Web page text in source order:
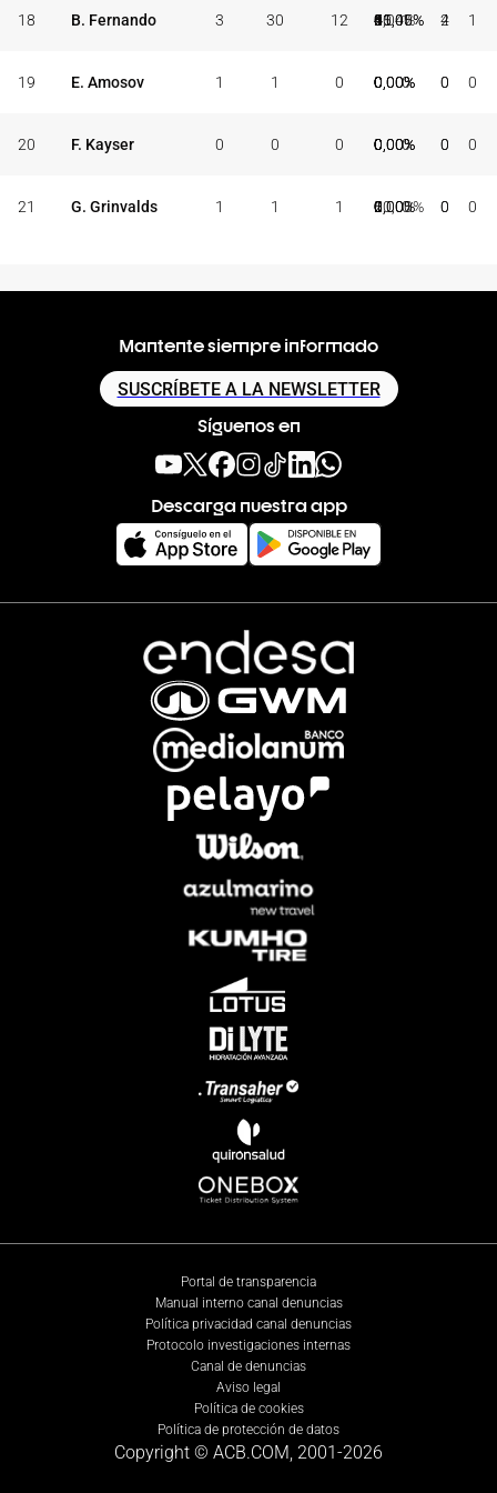
18 B. Fernando 3 30 12 0
0
0,00%
5
11
45,45%
2
4
50,00%
6
5
11 1 2
4 1
19 E. Amosov 1 1 0 0
0
0,00%
0
0
0,00%
0
0
0,00%
0
0
0 0 0
0 0
20 F. Kayser 0 0 0 0
0
0,00%
0
0
0,00%
0
0
0,00%
0
0
0 0 0
0 0
21 G. Grinvalds 1 1 1 0
1
0,00%
0
0
0,00%
1
2
50,00%
0
0
0 0 0
0 0
Mantente siempre informado
SUSCRÍBETE A LA NEWSLETTER
Síguenos en
Descarga nuestra app
Portal de transparencia
Manual interno canal denuncias
Política privacidad canal denuncias
Protocolo investigaciones internas
Canal de denuncias
Aviso legal
Política de cookies
Política de protección de datos
Copyright © ACB.COM, 2001-2026